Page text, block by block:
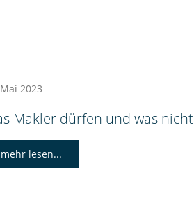
2023
Makler dürfen und was nicht
mehr lesen...